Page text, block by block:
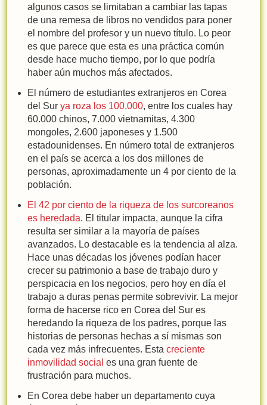
algunos casos se limitaban a cambiar las tapas
de una remesa de libros no vendidos para poner
el nombre del profesor y un nuevo título. Lo peor
es que parece que esta es una práctica común
desde hace mucho tiempo, por lo que podría
haber aún muchos más afectados.
El número de estudiantes extranjeros en Corea
del Sur ya roza los 100.000, entre los cuales hay
60.000 chinos, 7.000 vietnamitas, 4.300
mongoles, 2.600 japoneses y 1.500
estadounidenses. En número total de extranjeros
en el país se acerca a los dos millones de
personas, aproximadamente un 4 por ciento de la
población.
El 42 por ciento de la riqueza de los surcoreanos
es heredada. El titular impacta, aunque la cifra
resulta ser similar a la mayoría de países
avanzados. Lo destacable es la tendencia al alza.
Hace unas décadas los jóvenes podían hacer
crecer su patrimonio a base de trabajo duro y
perspicacia en los negocios, pero hoy en día el
trabajo a duras penas permite sobrevivir. La mejor
forma de hacerse rico en Corea del Sur es
heredando la riqueza de los padres, porque las
historias de personas hechas a sí mismas son
cada vez más infrecuentes. Esta creciente
inmovilidad social es una gran fuente de
frustración para muchos.
En Corea debe haber un departamento cuya